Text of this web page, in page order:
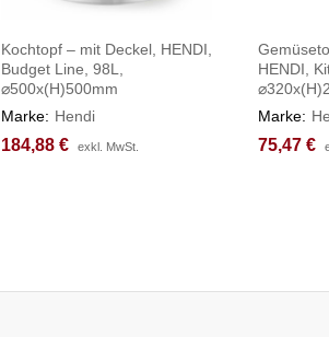
Kochtopf – mit Deckel, HENDI,
Budget Line, 98L,
⌀500x(H)500mm
Marke: Hendi
184,88 € exkl. MwSt.
184,88 € exkl. MwSt.
HENDI,
Marke:
75,47 €
75,47 €